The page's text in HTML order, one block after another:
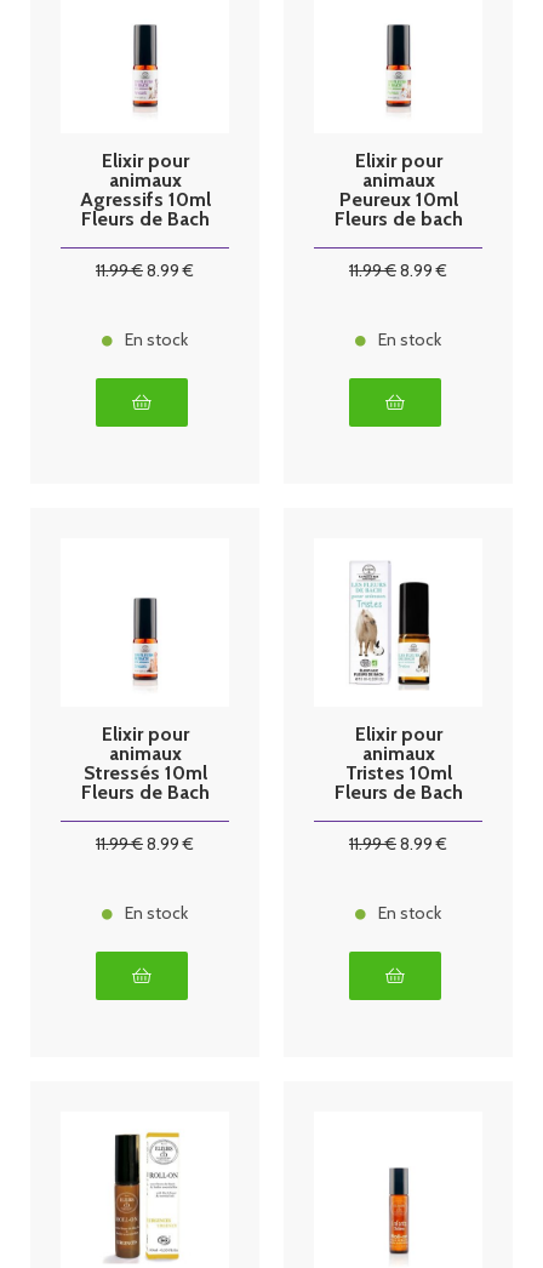
Elixir pour
animaux
Agressifs 10ml
Fleurs de Bach
11.99€8.99 €
En stock
Elixir pour
animaux
Peureux 10ml
Fleurs de bach
11.99€8.99 €
En stock
Elixir pour
animaux
Stressés 10ml
Fleurs de Bach
11.99€8.99 €
En stock
Elixir pour
animaux
Tristes 10ml
Fleurs de Bach
11.99€8.99 €
En stock